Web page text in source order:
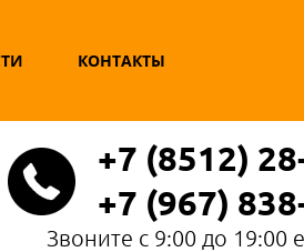
КОНТАКТЫ
+7 (8512)
Звоните с 9:00 до 19:00
+7 (967)